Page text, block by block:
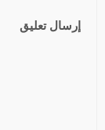
إرسال تعليق